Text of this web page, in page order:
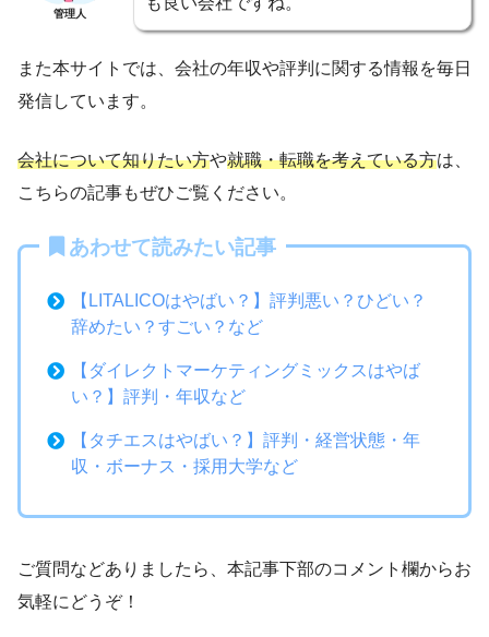
管理人
また本サイトでは、会社の年収や評判に関する情報を毎日
発信しています。
会社について知りたい方や就職・転職を考えている方は、
こちらの記事もぜひご覧ください。
あわせて読みたい記事
【LITALICOはやばい？】評判悪い？ひどい？
辞めたい？すごい？など
【ダイレクトマーケティングミックスはやば
い？】評判・年収など
【タチエスはやばい？】評判・経営状態・年
収・ボーナス・採用大学など
ご質問などありましたら、本記事下部のコメント欄からお
気軽にどうぞ！